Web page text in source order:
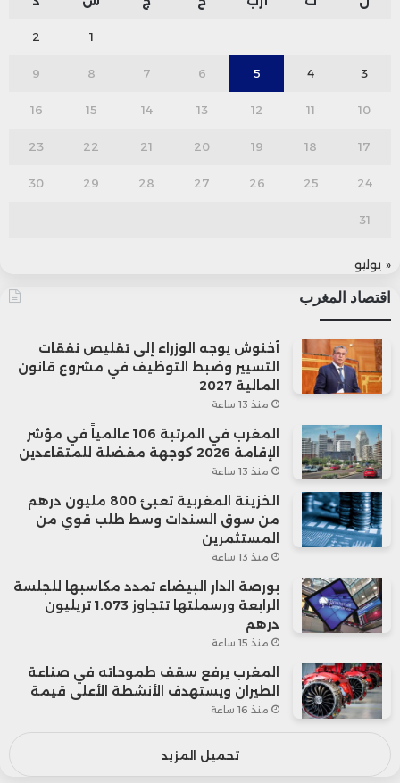
1
2
3
4
5
6
7
8
9
10
11
12
13
14
15
16
17
18
19
20
21
22
23
24
25
26
27
28
29
30
31
« يوليو
اقتصاد المغرب
أخنوش يوجه الوزراء إلى تقليص نفقات
التسيير وضبط التوظيف في مشروع قانون
المالية 2027
منذ 13 ساعة
المغرب في المرتبة 106 عالمياً في مؤشر
الإقامة 2026 كوجهة مفضلة للمتقاعدين
منذ 13 ساعة
الخزينة المغربية تعبئ 800 مليون درهم
من سوق السندات وسط طلب قوي من
المستثمرين
منذ 13 ساعة
بورصة الدار البيضاء تمدد مكاسبها للجلسة
الرابعة ورسملتها تتجاوز 1.073 تريليون
درهم
منذ 15 ساعة
المغرب يرفع سقف طموحاته في صناعة
الطيران ويستهدف الأنشطة الأعلى قيمة
منذ 16 ساعة
تحميل المزيد